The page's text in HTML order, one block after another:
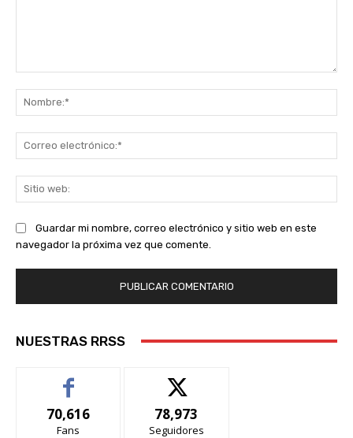
Guardar mi nombre, correo electrónico y sitio web en este
navegador la próxima vez que comente.
NUESTRAS RRSS
70,616
Fans
78,973
Seguidores